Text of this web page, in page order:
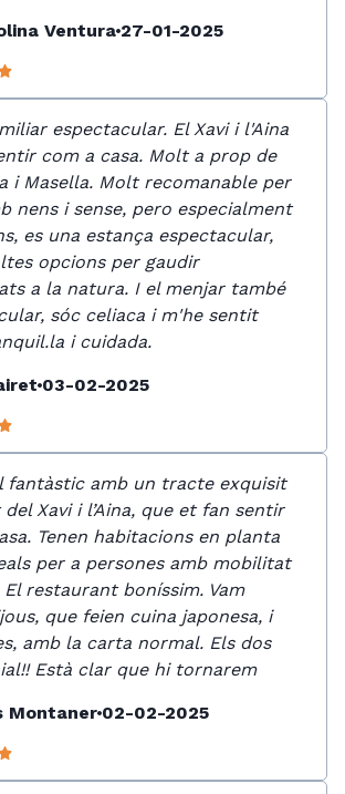
Ventura 27-01-2025
espectacular. El Xavi i l'Aina
com a casa. Molt a prop de
i Masella. Molt recomanable per
nens i sense, pero especialment
es una estança espectacular,
opcions per gaudir
a la natura. I el menjar també
sóc celiaca i m'he sentit
i cuidada.
03-02-2025
fantàstic amb un tracte exquisit
Xavi i l’Aina, que et fan sentir
Tenen habitacions en planta
per a persones amb mobilitat
restaurant boníssim. Vam
que feien cuina japonesa, i
amb la carta normal. Els dos
Està clar que hi tornarem
Montaner 02-02-2025